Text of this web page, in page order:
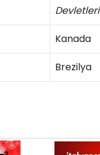
Devletleri
Kanada
Brezilya